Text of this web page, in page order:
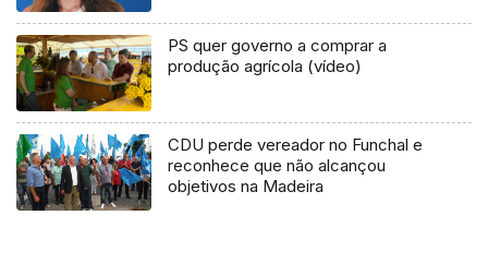
PS quer governo a comprar a
produção agrícola (vídeo)
CDU perde vereador no Funchal e
reconhece que não alcançou
objetivos na Madeira